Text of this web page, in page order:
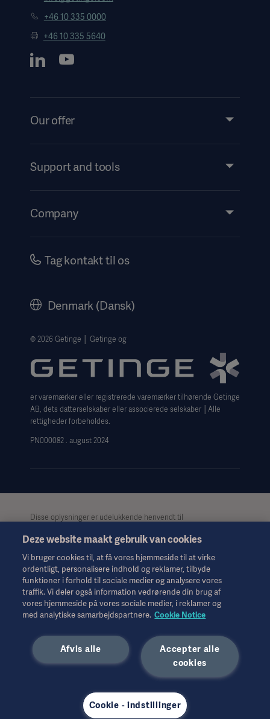
+46 10 335 0000
+46 10 335 5640
Our offer
Services
Support and tools
Events
Company
Careers
Website Privacy Policy
Website use disclaimer
Cookie Notice
Data Subject Request Form
Tag kontakt til os
Denmark (Dansk)
© 2026 Getinge │ Getinge og
er varemærker eller registrerede varemærker tilhørende Getinge
AB, dets datterselskaber eller associerede selskaber │Alle
rettigheder forbeholdes.
PN000082 . august 2024
Disse oplysninger er udelukkende henvendt til
kun til informationsformål, er ikke udtømmende og bør derfor
ikke anvendes som erstatning for brugsanvisningen,
servicemanualen eller medicinsk rådgivning. Getinge påtager
sig intet ansvar for nogen handling eller undladelse fra nogen
part på baggrund af dette materiale, og tillid til det er
udelukkende på brugerens risiko.
Alle nævnte behandlinger, løsninger eller produkter er muligvis
hverken helt eller delvist, kopieres eller anvendes uden skriftlig
tilladelse fra Getinge.
Disse oplysninger er beregnet til en international målgruppe
udelukkende de interviewedes egne, og de afspejler eller
repræsenterer ikke nødvendigvis Getinges synspunkter.
Deze website maakt gebruik van cookies
Vi bruger cookies til, at få vores hjemmeside til at virke
ordentligt, personalisere indhold og reklamer, tilbyde
funktioner i forhold til sociale medier og analysere vores
traffik. Vi deler også information vedrørende din brug af
vores hjemmeside på vores sociale medier, i reklamer og
med analytiske samarbejdspartnere. Cookie Notice
Accepter alle
cookies
Afvis alle
Cookie - indstillinger